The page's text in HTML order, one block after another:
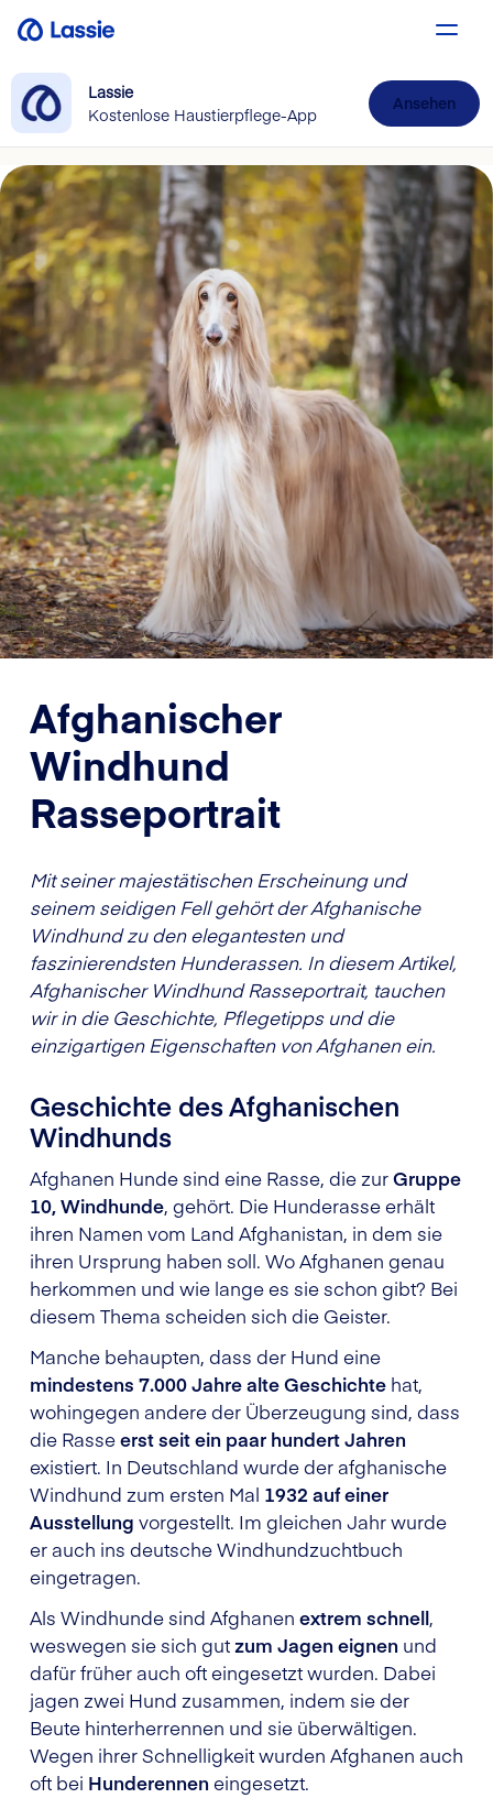
Lassie
Kostenlose Haustierpflege-App
Ansehen
Afghanischer
Windhund
Rasseportrait
Mit seiner majestätischen Erscheinung und
seinem seidigen Fell gehört der Afghanische
Windhund zu den elegantesten und
faszinierendsten Hunderassen. In diesem Artikel,
Afghanischer Windhund Rasseportrait, tauchen
wir in die Geschichte, Pflegetipps und die
einzigartigen Eigenschaften von Afghanen ein.
Geschichte des Afghanischen
Windhunds
Afghanen Hunde sind eine Rasse, die zurGruppe
10, Windhunde, gehört. Die Hunderasse erhält
ihren Namen vom Land Afghanistan, in dem sie
ihren Ursprung haben soll. Wo Afghanen genau
herkommen und wie lange es sie schon gibt? Bei
diesem Thema scheiden sich die Geister.
Manche behaupten, dass der Hund eine
mindestens 7.000 Jahre alte Geschichte hat,
wohingegen andere der Überzeugung sind, dass
die Rasseerst seit ein paar hundert Jahren
existiert. In Deutschland wurde der afghanische
Windhund zum ersten Mal 1932 auf einer
Ausstellung vorgestellt. Im gleichen Jahr wurde
er auch ins deutsche Windhundzuchtbuch
eingetragen.
Als Windhunde sind Afghanen extrem schnell,
weswegen sie sich gutzum Jagen eignen und
dafür früher auch oft eingesetzt wurden. Dabei
jagen zwei Hund zusammen, indem sie der
Beute hinterherrennen und sie überwältigen.
Wegen ihrer Schnelligkeit wurden Afghanen auch
oft bei Hunderennen eingesetzt.